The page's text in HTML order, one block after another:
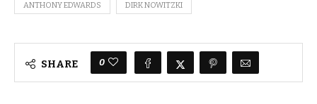
ANTHONY EDWARDS DIRK NOWITZKI
SHARE 0